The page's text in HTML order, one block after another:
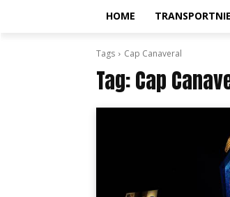
HOME
Tags Cap Canaveral
Tag:Cap